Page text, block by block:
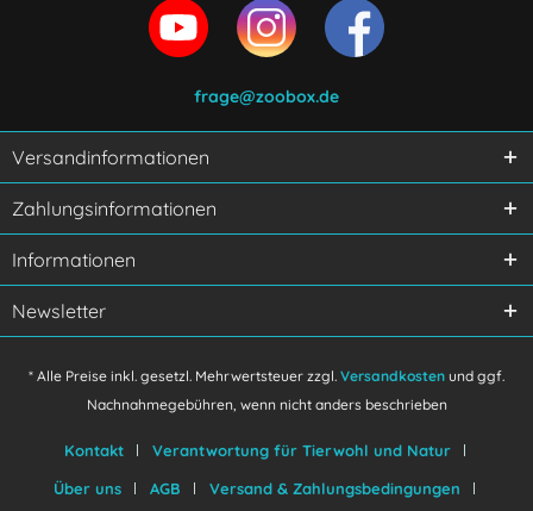
frage@zoobox.de
Versandinformationen
Zahlungsinformationen
Informationen
Newsletter
* Alle Preise inkl. gesetzl. Mehrwertsteuer zzgl. Versandkosten und ggf.
Nachnahmegebühren, wenn nicht anders beschrieben
Kontakt
Verantwortung für Tierwohl und Natur
Über uns
AGB Versand & Zahlungsbedingungen